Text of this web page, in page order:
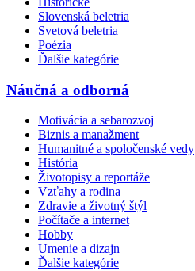
Slovenská beletria
Svetová beletria
Poézia
Ďalšie kategórie
Náučná a odborná
Motivácia a sebarozvoj
Biznis a manažment
Humanitné a spoločenské vedy
História
Životopisy a reportáže
Vzťahy a rodina
Zdravie a životný štýl
Počítače a internet
Hobby
Umenie a dizajn
Ďalšie kategórie